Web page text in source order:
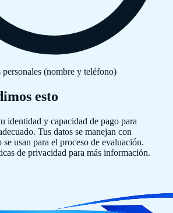
personales (nombre y teléfono)
esto
identidad y capacidad de pago para
Tus datos se manejan con
usan para el proceso de evaluación.
de privacidad para más información.